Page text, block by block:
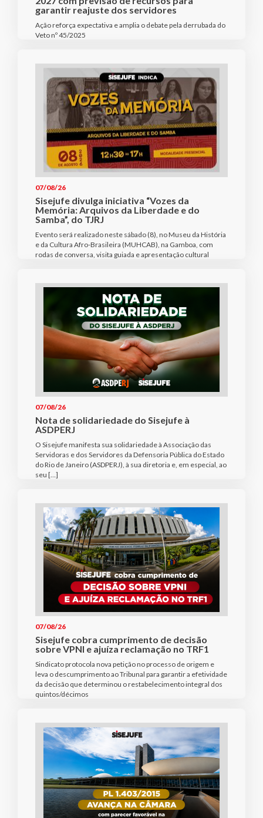
garantir reajuste dos servidores
Ação reforça expectativa e amplia o debate pela derrubada do
Veto nº 45/2025
07/08/26
Sisejufe divulga iniciativa “Vozes da
Memória: Arquivos da Liberdade e do
Samba”, do TJRJ
Evento será realizado neste sábado (8), no Museu da História
e da Cultura Afro-Brasileira (MUHCAB), na Gamboa, com
rodas de conversa, visita guiada e apresentação cultural
07/08/26
Nota de solidariedade do Sisejufe à
ASDPERJ
O Sisejufe manifesta sua solidariedade à Associação das
Servidoras e dos Servidores da Defensoria Pública do Estado
do Rio de Janeiro (ASDPERJ), à sua diretoria e, em especial, ao
seu […]
07/08/26
Sisejufe cobra cumprimento de decisão
sobre VPNI e ajuíza reclamação no TRF1
Sindicato protocola nova petição no processo de origem e
leva o descumprimento ao Tribunal para garantir a efetividade
da decisão que determinou o restabelecimento integral dos
quintos/décimos